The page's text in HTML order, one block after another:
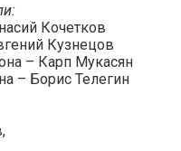
Кочетков
Кузнецов
– Карп Мукасян
– Борис Телегин